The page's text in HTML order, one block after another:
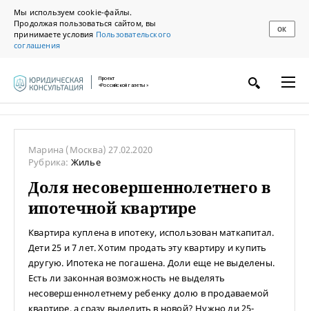
Мы используем cookie-файлы.
Продолжая пользоваться сайтом, вы
принимаете условия Пользовательского
соглашения
ОК
Проект
«Российской газеты»
Марина (Москва)27.02.2020
Рубрика: Жилье
Доля несовершеннолетнего в
ипотечной квартире
Квартира куплена в ипотеку, использован маткапитал.
Дети 25 и 7 лет. Хотим продать эту квартиру и купить
другую. Ипотека не погашена. Доли еще не выделены.
Есть ли законная возможность не выделять
несовершеннолетнему ребенку долю в продаваемой
квартире, а сразу выделить в новой? Нужно ли 25-